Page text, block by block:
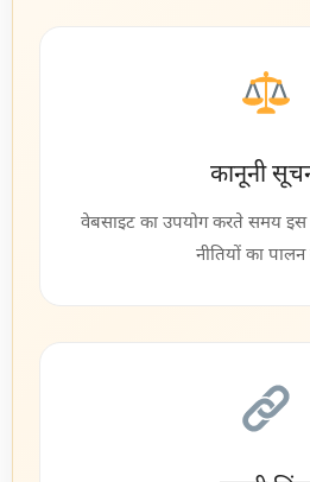
कानूनी
वेबसाइट का उपयोग करते समय
नीतियों का पालन